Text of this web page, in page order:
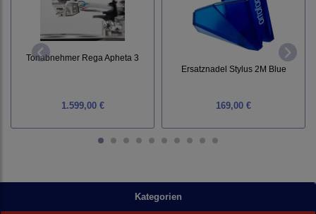
Kategorien
Tonabnehmer Rega Apheta 3
1.599,00 €
Ersatznadel Stylus 2M Blue
169,00 €